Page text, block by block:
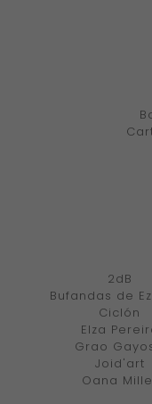
2dB
Bufandas de
Ciclón
Elza
Grao
Joid'art
Oana